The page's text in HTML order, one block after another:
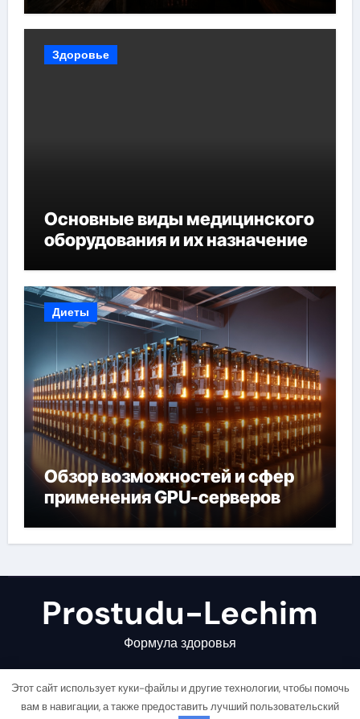
Здоровье
Основные виды медицинского
оборудования и их назначение
Диеты
Обзор возможностей и сфер
применения GPU-серверов
Prostudu-Lechim
Формула здоровья
Этот сайт использует куки-файлы и другие технологии, чтобы помочь
вам в навигации, а также предоставить лучший пользовательский